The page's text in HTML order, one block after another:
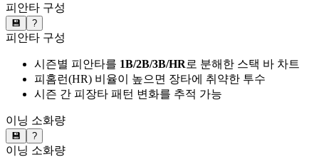
피안타 구성
💾 ?
피안타 구성
시즌별 피안타를 1B/2B/3B/HR로 분해한 스택 바 차트
피홈런(HR) 비율이 높으면 장타에 취약한 투수
시즌 간 피장타 패턴 변화를 추적 가능
이닝 소화량
💾 ?
이닝 소화량